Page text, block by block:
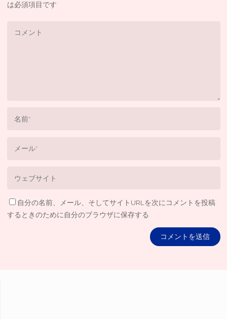
は必須項目です
自分の名前、メール、そしてサイトURLを次にコメントを投稿
するときのために自分のブラウザに保存する